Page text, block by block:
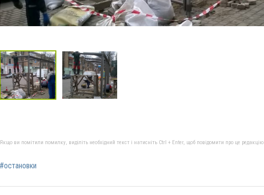
Якщо ви помітили помилку, виділіть необхідний текст і натисніть Ctrl + Enter, щоб повідомити про це редакцію
#остановки